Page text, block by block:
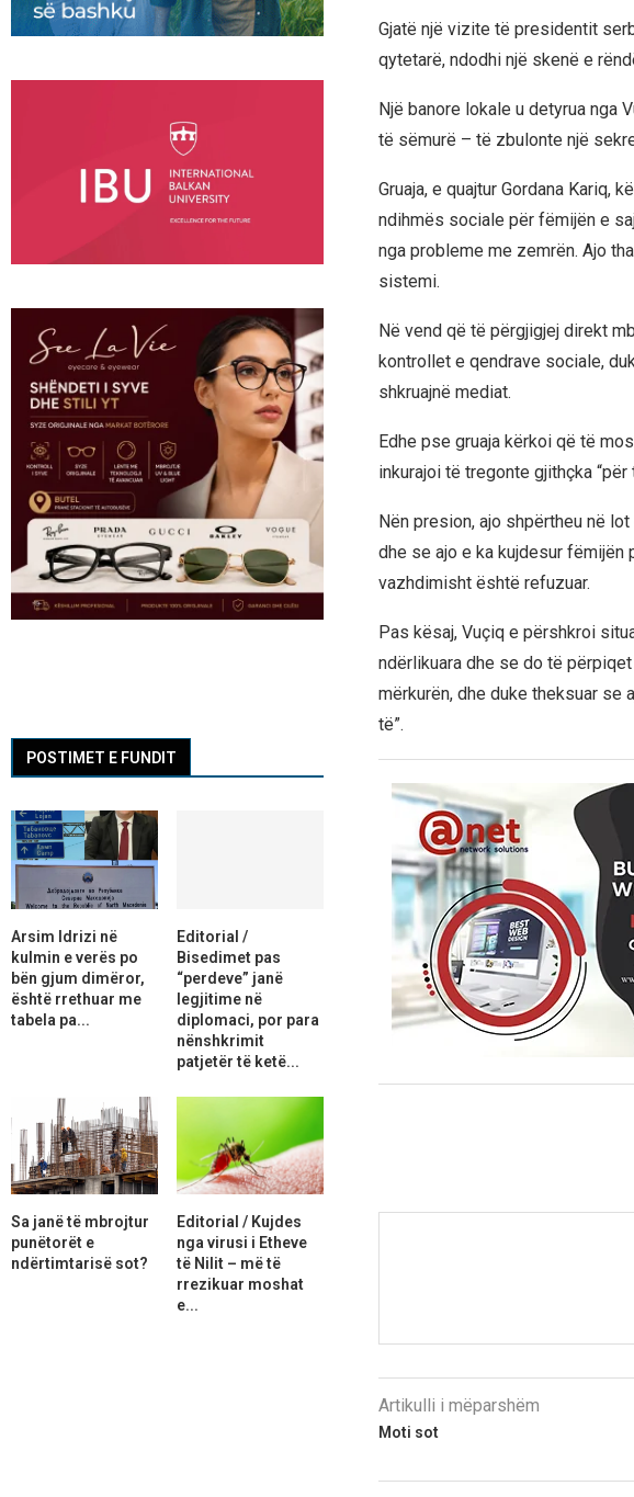
Gjatë një vizite të presidentit
qytetarë, ndodhi një skenë e
Një banore lokale u detyrua nga
të sëmurë – të zbulonte një
Gruaja, e quajtur Gordana Kariq,
ndihmës sociale për fëmijën e
nga probleme me zemrën. Ajo
sistemi.
Në vend që të përgjigjej direkt
kontrollet e qendrave sociale,
shkruajnë mediat.
Edhe pse gruaja kërkoi që të
inkurajoi të tregonte gjithçka
Nën presion, ajo shpërtheu në
dhe se ajo e ka kujdesur fëmijën
vazhdimisht është refuzuar.
Pas kësaj, Vuçiq e përshkroi
ndërlikuara dhe se do të
mërkurën, dhe duke theksuar se
të”.
Artikulli i mëparshëm
Moti sot
POSTIMET E FUNDIT
Arsim Idrizi në
kulmin e verës po
bën gjum dimëror,
është rrethuar me
tabela pa...
Editorial /
Bisedimet pas
“perdeve” janë
legjitime në
diplomaci, por para
nënshkrimit
patjetër të ketë...
Sa janë të mbrojtur
punëtorët e
ndërtimtarisë sot?
Editorial / Kujdes
nga virusi i Etheve
të Nilit – më të
rrezikuar moshat
e...